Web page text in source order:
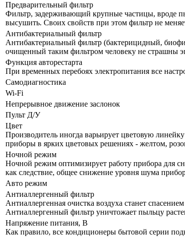
Предварительный фильтр
Фильтр, задерживающий крупные частицы, вроде
высушить. Своих свойств при этом фильтр не
Антибактериальный фильтр
Антибактериальный фильтр (бактерицидный,
очищенный таким фильтром человеку не страшны
Функция авторестарта
При временных перебоях электропитания все
Самодиагностика
Wi-Fi
Непрерывное движение заслонок
Пульт Д/У
Цвет
Производитель иногда варьирует цветовую
приборы в ярких цветовых решениях - желтом,
Ночной режим
Ночной режим оптимизирует работу прибора для
как следствие, общее снижение уровня шума
Авто режим
Антиаллергенный фильтр
Антиаллергенная очистка воздуха станет
Антиаллергенный фильтр уничтожает пыльцу
Напряжение питания, В
Как правило, все кондиционеры бытовой серии